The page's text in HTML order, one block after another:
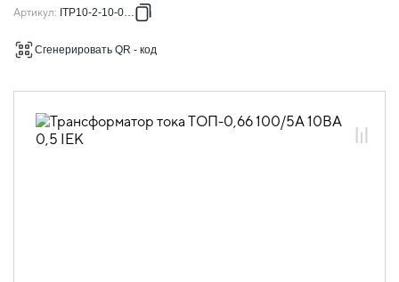
электропитания
03.01.01.05 Трансформаторы тока ТОП
Артикул: ITP10-2-10-0100
Сгенерировать QR - код